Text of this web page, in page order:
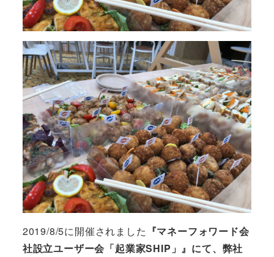
2019/8/5に開催されました 『マネーフォワード会
社設立ユーザー会「起業家SHIP」』にて、弊社